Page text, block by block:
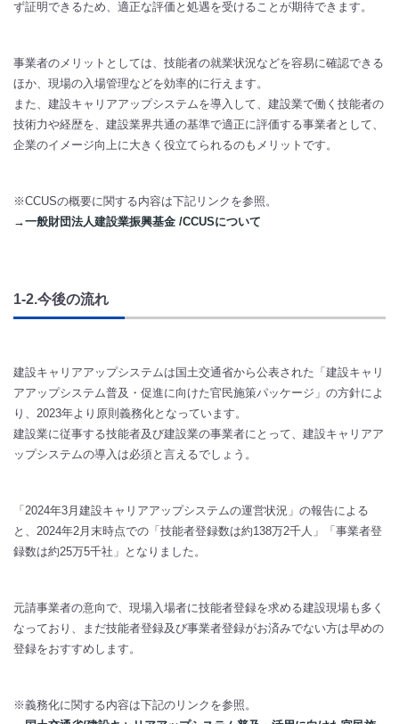
ず証明できるため、適正な評価と処遇を受けることが期待できます。
事業者のメリットとしては、技能者の就業状況などを容易に確認できる
ほか、現場の入場管理などを効率的に行えます。
また、建設キャリアアップシステムを導入して、建設業で働く技能者の
技術力や経歴を、建設業界共通の基準で適正に評価する事業者として、
企業のイメージ向上に大きく役立てられるのもメリットです。
※CCUSの概要に関する内容は下記リンクを参照。
→一般財団法人建設業振興基金 /CCUSについて
1-2.今後の流れ
建設キャリアアップシステムは国土交通省から公表された「建設キャリ
アアップシステム普及・促進に向けた官民施策パッケージ」の方針によ
り、2023年より原則義務化となっています。
建設業に従事する技能者及び建設業の事業者にとって、建設キャリアア
ップシステムの導入は必須と言えるでしょう。
「2024年3月建設キャリアアップシステムの運営状況」の報告による
と、2024年2月末時点での「技能者登録数は約138万2千人」「事業者登
録数は約25万5千社」となりました。
元請事業者の意向で、現場入場者に技能者登録を求める建設現場も多く
なっており、まだ技能者登録及び事業者登録がお済みでない方は早めの
登録をおすすめします。
※義務化に関する内容は下記のリンクを参照。